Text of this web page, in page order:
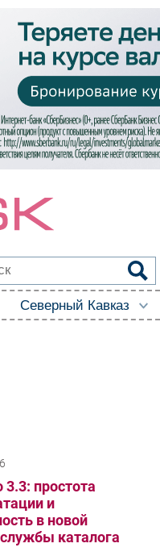
3.3: простота
и
в новой
каталога